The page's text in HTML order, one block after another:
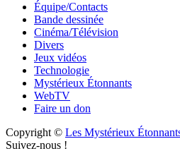
Équipe/Contacts
Bande dessinée
Cinéma/Télévision
Divers
Jeux vidéos
Technologie
Mystérieux Étonnants
WebTV
Faire un don
Copyright © Les Mystérieux
Suivez-nous !